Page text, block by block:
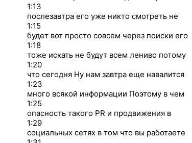
1:13
послезавтра его уже никто смотреть не
1:15
будет вот просто совсем через поиски его
1:18
тоже искать не будут всем лениво потому
1:20
что сегодня Ну нам завтра еще навалится
1:23
много всякой информации Поэтому в чем
1:25
опасность такого PR и продвижения в
1:29
социальных сетях в том что вы работаете